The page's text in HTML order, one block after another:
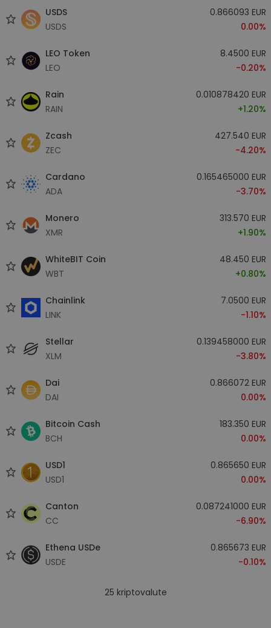
USDS
USDS
0.866093 EUR
0.00%
LEO Token
LEO
8.4500 EUR
-0.20%
Rain
RAIN
0.010878420 EUR
+1.20%
Zcash
ZEC
427.540 EUR
-4.20%
Cardano
ADA
0.165465000 EUR
-3.70%
Monero
XMR
313.570 EUR
+1.90%
WhiteBIT Coin
WBT
48.450 EUR
+0.80%
Chainlink
LINK
7.0500 EUR
-1.10%
Stellar
XLM
0.139458000 EUR
-3.80%
Dai
DAI
0.866072 EUR
0.00%
Bitcoin Cash
BCH
183.350 EUR
0.00%
USD1
USD1
0.865650 EUR
0.00%
Canton
CC
0.087241000 EUR
-6.90%
Ethena USDe
USDE
0.865673 EUR
-0.10%
25 kriptovalute